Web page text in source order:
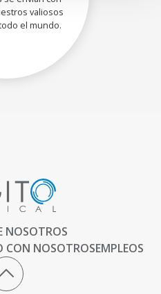
valiosos
el mundo.
NOSOTROS
CON NOSOTROSEMPLEOS